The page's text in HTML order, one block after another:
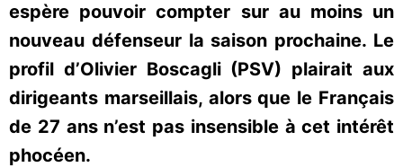
espère pouvoir compter sur au moins un
nouveau défenseur la saison prochaine. Le
profil d’Olivier Boscagli (PSV) plairait aux
dirigeants marseillais, alors que le Français
de 27 ans n’est pas insensible à cet intérêt
phocéen.